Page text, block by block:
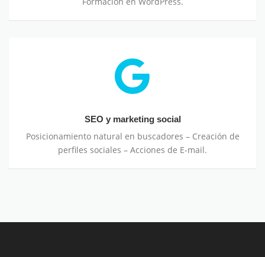
SEO y marketing social
Posicionamiento natural en buscadores – Creación de
perfiles sociales – Acciones de E-mail.